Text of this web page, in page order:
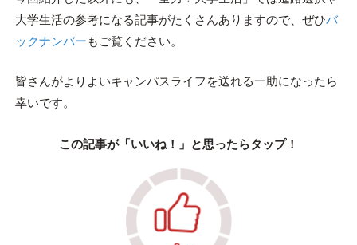
大学生活の参考になる記事がたくさんありますので、ぜひバ
ックナンバー もご覧ください。
皆さんがよりよいキャンパスライフを送れる一助になったら
幸いです。
この記事が「いいね！」と思ったらタップ！